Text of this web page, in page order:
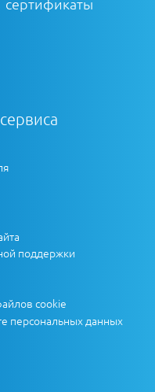
поддержки
cookie
персональных данных